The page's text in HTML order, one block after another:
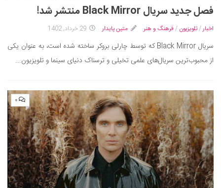
فرهنگ و هنر
سینما و تئاتر
تلویزیون
موسیقی
عکاسی و هنرهای تجسمی
کتاب و کتاب‌خوانی
تاریخ
معماری
علمی
فناوری‌ها
فصل جدید سریال Black Mirror منتشر شد!
اخبار/تلویزیون / فرهنگ و هنر متین پایدار 29 خرداد, 1402
سریال Black Mirror که توسط چارلی بروکر ساخته شده است، به عنوان یکی
از محبوب‌ترین سریال‌های علمی تخیلی و ترسناک دنیای سینما و تلویزیون...
۰